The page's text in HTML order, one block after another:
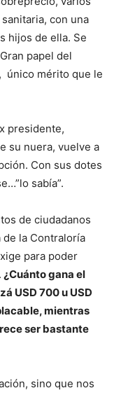
con una
hijos de ella. Se
papel del
único mérito que le
presidente,
su nuera, vuelve a
Con sus dotes
sabía”.
de ciudadanos
la Contraloría
para poder
¿Cuánto gana el
USD 700 u USD
mientras
ser bastante
sino que nos